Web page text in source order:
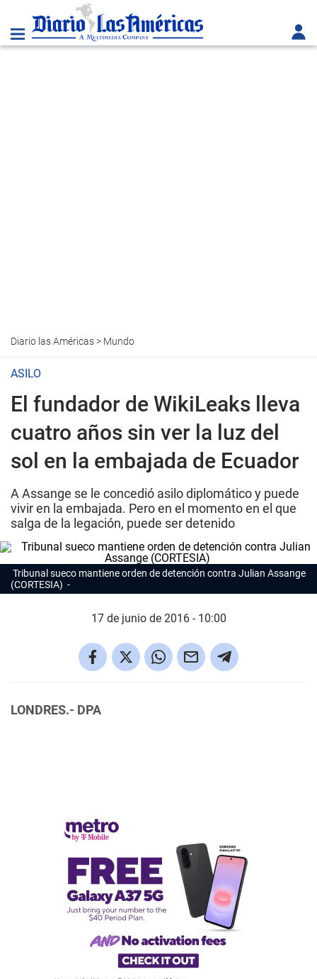
Diario las Américas> Mundo
ASILO
El fundador de WikiLeaks lleva
cuatro años sin ver la luz del
sol en la embajada de Ecuador
A Assange se le concedió asilo diplomático y puede
vivir en la embajada. Pero en el momento en el que
salga de la legación, puede ser detenido
Tribunal sueco mantiene orden de detención contra Julian Assange
(CORTESIA)
17 de junio de 2016 - 10:00
LONDRES.- DPA